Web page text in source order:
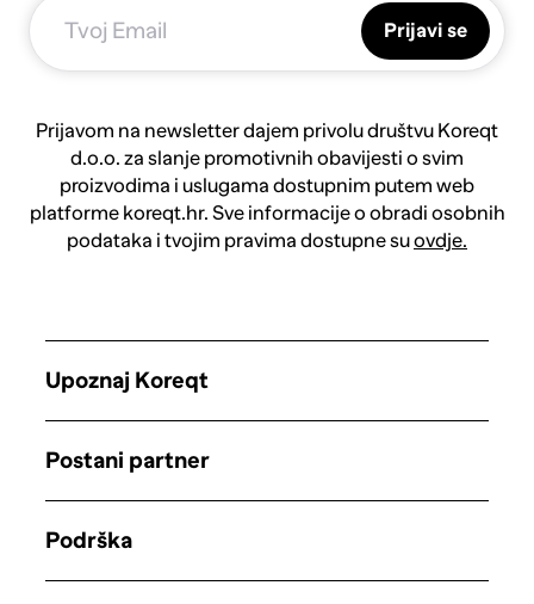
Prijavi se
Prijavom na newsletter dajem privolu društvu Koreqt
d.o.o. za slanje promotivnih obavijesti o svim
proizvodima i uslugama dostupnim putem web
platforme koreqt.hr. Sve informacije o obradi osobnih
podataka i tvojim pravima dostupne suovdje.
Upoznaj Koreqt
Postani partner
Podrška